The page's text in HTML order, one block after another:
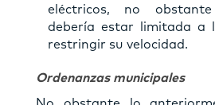
eléctricos, no
debería estar limitada a
restringir su velocidad.
Ordenanzas municipales